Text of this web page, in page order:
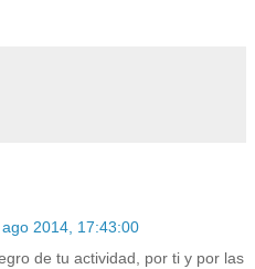
ago 2014, 17:43:00
de tu actividad, por ti y por las